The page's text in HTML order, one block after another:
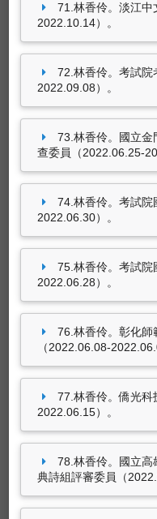
71.林香伶。淡江
2022.10.14）。
72.林香伶。考試
2022.09.08）。
73.林香伶。國立金
查委員（2022.06.25-
74.林香伶。考試
2022.06.30）。
75.林香伶。考試
2022.06.28）。
76.林香伶。彰化師
（2022.06.08-
77.林香伶。僑光
2022.06.15）。
78.林香伶。國立
典詩組評審委員（